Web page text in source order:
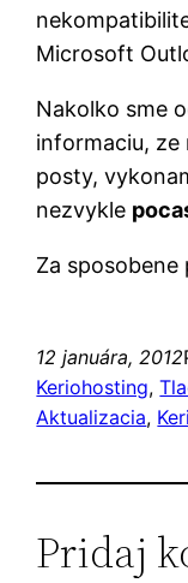
Microsoft
Nakolko sme
informaciu, ze
posty,
nezvykle
Za sposobene
12 januára, 2012
Keriohosting,
Aktualizacia,
Pridaj